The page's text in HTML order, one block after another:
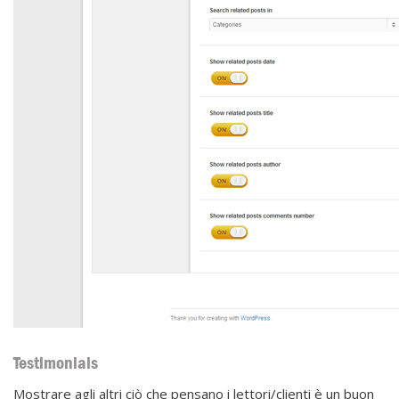
Testimonials
Mostrare agli altri ciò che pensano i lettori/clienti è un buon